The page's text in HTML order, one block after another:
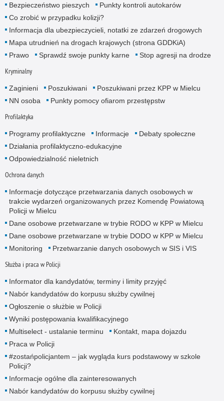
Bezpieczeństwo pieszych
Punkty kontroli autokarów
Co zrobić w przypadku kolizji?
Informacja dla ubezpieczycieli, notatki ze zdarzeń drogowych
Mapa utrudnień na drogach krajowych (strona GDDKiA)
Prawo
Sprawdź swoje punkty karne Stop agresji na drodze
Kryminalny
Zaginieni Poszukiwani
Poszukiwani przez KPP w Mielcu
NN osoba
Punkty pomocy ofiarom przestępstw
Profilaktyka
Programy profilaktyczne Informacje
Debaty społeczne
Działania profilaktyczno-edukacyjne
Odpowiedzialność nieletnich
Ochrona danych
Informacje dotyczące przetwarzania danych osobowych w
trakcie wydarzeń organizowanych przez Komendę Powiatową
Policji w Mielcu
Dane osobowe przetwarzane w trybie RODO w KPP w Mielcu
Dane osobowe przetwarzane w trybie DODO w KPP w Mielcu
Monitoring
Przetwarzanie danych osobowych w SIS i VIS
Służba i praca w Policji
Informator dla kandydatów, terminy i limity przyjęć
Nabór kandydatów do korpusu służby cywilnej
Ogłoszenie o służbie w Policji
Wyniki postępowania kwalifikacyjnego
Multiselect - ustalanie terminu
Kontakt, mapa dojazdu
Praca w Policji
#zostańpolicjantem – jak wygląda kurs podstawowy w szkole
Policji?
Informacje ogólne dla zainteresowanych
Nabór kandydatów do korpusu służby cywilnej